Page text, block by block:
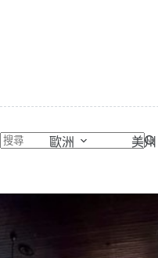
容
歐洲 美州